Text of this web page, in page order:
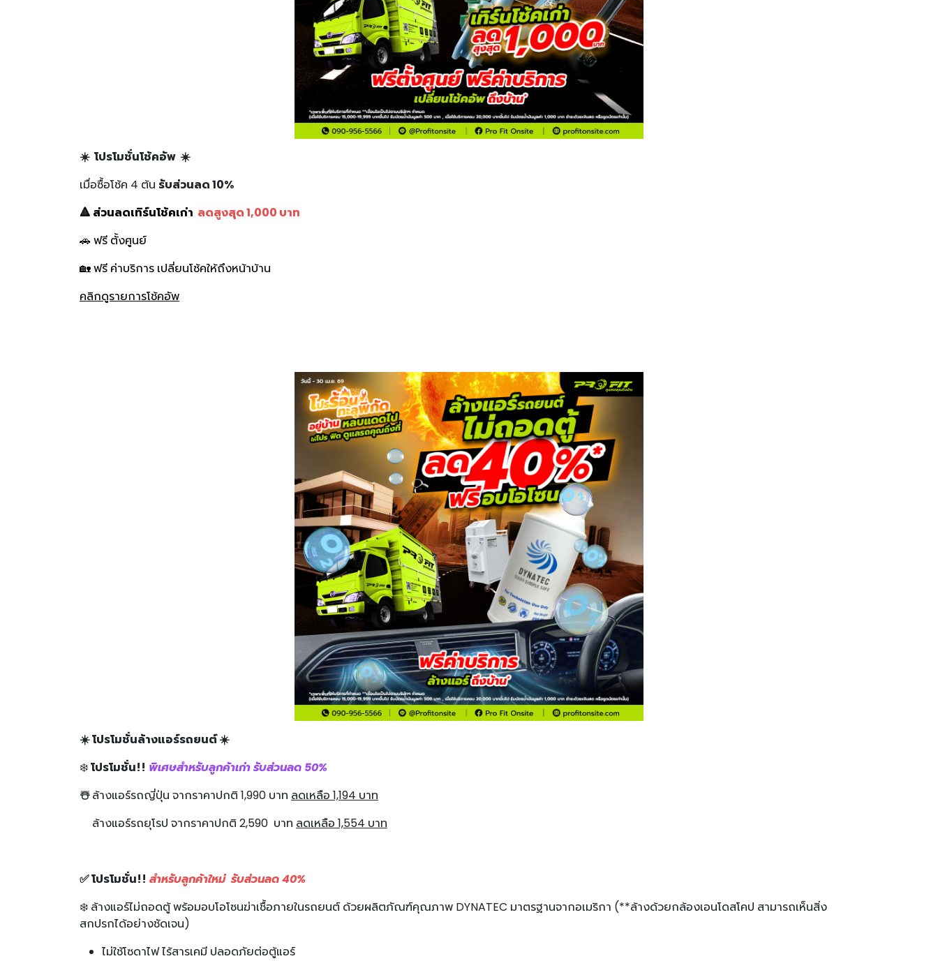
☀️ โปรโมชั่นโช้คอัพ ☀️
เมื่อซื้อโช้ค 4 ต้น รับส่วนลด 10%
🔺 ส่วนลดเทิร์นโช้คเก่า ลดสูงสุด 1,000 บาท
🚗 ฟรี ตั้งศูนย์
🏡 ฟรี ค่าบริการ เปลี่ยนโช้คให้ถึงหน้าบ้าน
คลิกดูรายการโช้คอัพ
☀️ โปรโมชั่นล้างแอร์รถยนต์ ☀️
❄️โปรโมชั่น!! พิเศษสำหรับลูกค้าเก่า รับส่วนลด 50%
☃️ล้างแอร์รถญี่ปุ่น จากราคาปกติ 1,990 บาท ลดเหลือ 1,194 บาท
ล้างแอร์รถยุโรป จากราคาปกติ 2,590 บาท ลดเหลือ 1,554 บาท
✅ โปรโมชั่น!! สำหรับลูกค้าใหม่ รับส่วนลด 40%
❄️ ล้างแอร์ไม่ถอดตู้ พร้อมอบโอโซนฆ่าเชื้อภายในรถยนต์ ด้วยผลิตภัณฑ์คุณภาพ DYNATEC มาตรฐานจากอเมริกา (**ล้างด้วยกล้องเอนโดสโคป สามารถเห็นสิ่ง
สกปรกได้อย่างชัดเจน)
ไม่ใช้โซดาไฟ ไร้สารเคมี ปลอดภัยต่อตู้แอร์